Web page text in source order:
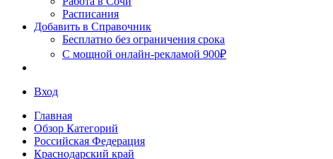
Расписания
Добавить в Справочник
Бесплатно без ограничения срока
С мощной онлайн-рекламой 900₽
Вход
Главная
Обзор Категорий
Российская Федерация
Краснодарский край